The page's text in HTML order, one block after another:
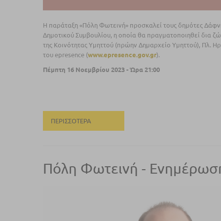
Η παράταξη «Πόλη Φωτεινή» προσκαλεί τους δημότες
Δημοτικού Συμβουλίου, η οποία θα πραγματοποιηθεί δια
της Κοινότητας Υμηττού (πρώην Δημαρχείο Υμηττού), Πλ.
του epresence (www.epresence.gov.gr).
Πέμπτη 16 Νοεμβρίου 2023 - Ώρα 21:00
ΠΕΡΙΣΣΌΤΕΡΑ
Πόλη Φωτεινή -